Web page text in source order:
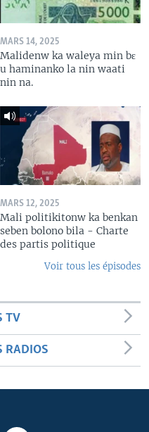
MARS 14, 2025
Malidenw ka waleya min bɛ
u haminanko la nin waati
nin na.
MARS 12, 2025
Mali politikitonw ka benkan
seben bolono bila - Charte
des partis politique
Voir tous les épisodes
TV
RADIOS